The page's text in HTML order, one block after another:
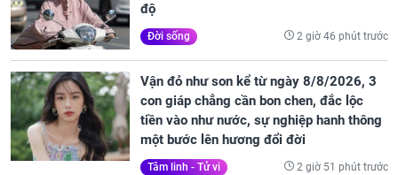
độ
Đời sống 2 giờ 46 phút trước
Vận đỏ như son kể từ ngày 8/8/2026, 3
con giáp chẳng cần bon chen, đắc lộc
tiền vào như nước, sự nghiệp hanh thông
một bước lên hương đổi đời
Tâm linh - Tử vi 2 giờ 51 phút trước